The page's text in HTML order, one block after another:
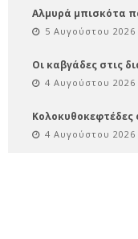
Αλμυρά μπισκότα
5 Αυγούστου 2026
Οι καβγάδες στις
4 Αυγούστου 2026
Κολοκυθοκεφτέδες
4 Αυγούστου 2026